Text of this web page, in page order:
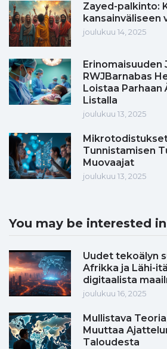
Zayed-palkinto:
kansainväliseen
joulukuu 14, 2025
Erinomaisuuden
RWJBarnabas
Loistaa Parhaan
Listalla
joulukuu 13, 2025
Tunnistamisen
Muovaajat
joulukuu 13, 2025
You may be interested in
Uudet tekoälyn
Afrikka ja Lähi-
digitaalista
joulukuu 16, 2025
Mullistava
Muuttaa
Taloudesta